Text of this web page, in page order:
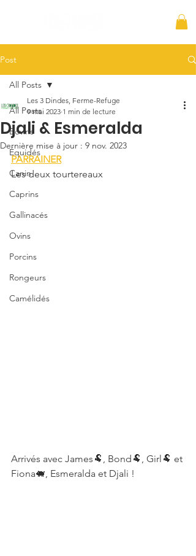
Post
All Posts
Bovins
Équidés
Canin
Caprins
Gallinacés
Ovins
Porcins
Rongeurs
Camélidés
All Posts
Djali & Esmeralda
Les 3 Dindes, Ferme-Refuge
9 mai 2023 1 min de lecture
Dernière mise à jour : 9 nov. 2023
PARRAINER
Les deux tourtereaux
Arrivés avec James🐏, Bond🐏, Girl🐏 et
Fiona🐖, Esmeralda et Djali !